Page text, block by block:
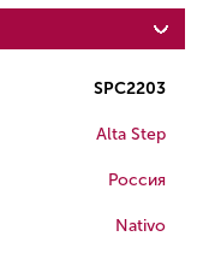
SPC2203
Alta Step
Россия
Nativo